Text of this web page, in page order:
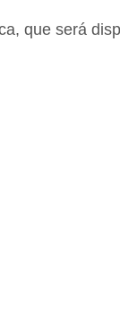
que será